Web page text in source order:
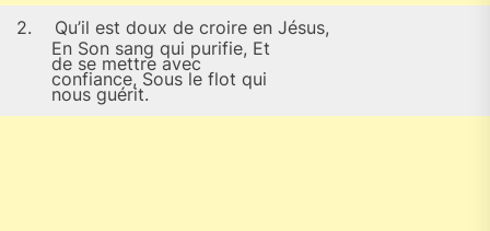
2.
Qu’il est doux de croire en Jésus,
En Son sang qui purifie, Et
de se mettre avec
confiance, Sous le flot qui
nous guérit.